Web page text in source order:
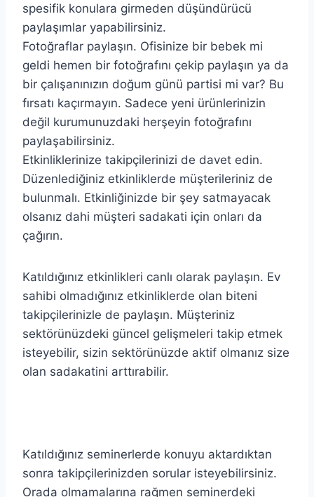
spesifik konulara girmeden düşündürücü
paylaşımlar yapabilirsiniz.
Fotoğraflar paylaşın. Ofisinize bir bebek mi
geldi hemen bir fotoğrafını çekip paylaşın ya da
bir çalışanınızın doğum günü partisi mi var? Bu
fırsatı kaçırmayın. Sadece yeni ürünlerinizin
değil kurumunuzdaki herşeyin fotoğrafını
paylaşabilirsiniz.
Etkinliklerinize takipçilerinizi de davet edin.
Düzenlediğiniz etkinliklerde müşterileriniz de
bulunmalı. Etkinliğinizde bir şey satmayacak
olsanız dahi müşteri sadakati için onları da
çağırın.
Katıldığınız etkinlikleri canlı olarak paylaşın. Ev
sahibi olmadığınız etkinliklerde olan biteni
takipçilerinizle de paylaşın. Müşteriniz
sektörünüzdeki güncel gelişmeleri takip etmek
isteyebilir, sizin sektörünüzde aktif olmanız size
olan sadakatini arttırabilir.
Katıldığınız seminerlerde konuyu aktardıktan
sonra takipçilerinizden sorular isteyebilirsiniz.
Orada olmamalarına rağmen seminerdeki